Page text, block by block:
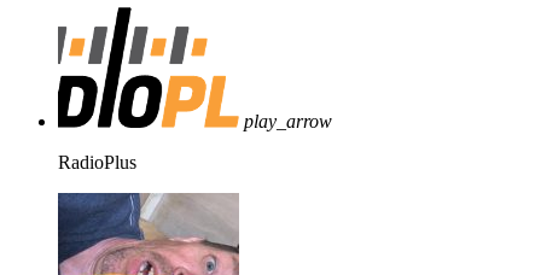
play_arrow
RadioPlus